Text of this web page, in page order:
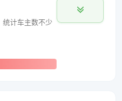
统计车主数不少